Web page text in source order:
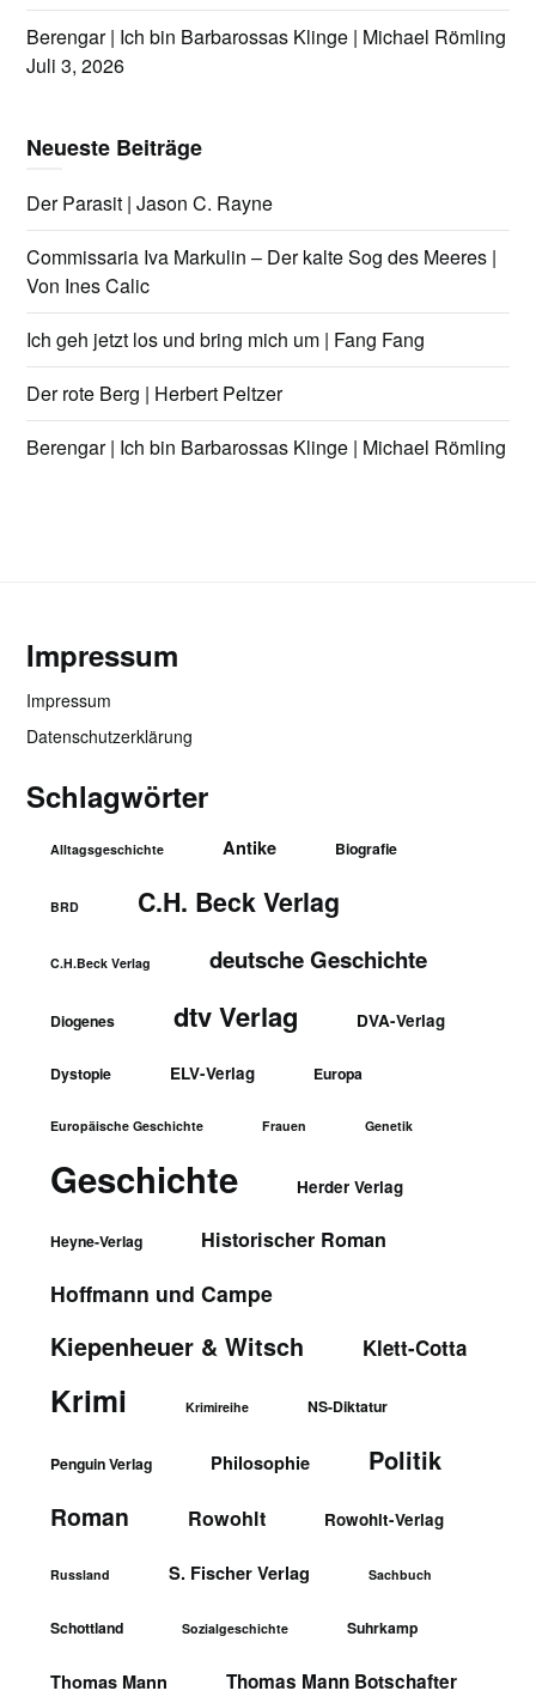
Berengar | Ich bin Barbarossas Klinge | Michael Römling
Juli 3, 2026
Neueste Beiträge
Der Parasit | Jason C. Rayne
Commissaria Iva Markulin – Der kalte Sog des Meeres |
Von Ines Calic
Ich geh jetzt los und bring mich um | Fang Fang
Der rote Berg | Herbert Peltzer
Berengar | Ich bin Barbarossas Klinge | Michael Römling
Impressum
Impressum
Datenschutzerklärung
Schlagwörter
Alltagsgeschichte Antike Biografie
BRD C.H. Beck Verlag
C.H.Beck Verlag deutsche Geschichte
Diogenes dtv Verlag DVA-Verlag
Dystopie ELV-Verlag Europa
Europäische Geschichte Frauen Genetik
Geschichte Herder Verlag
Heyne-Verlag Historischer Roman
Hoffmann und Campe
Kiepenheuer & Witsch Klett-Cotta
Krimi Krimireihe NS-Diktatur
Penguin Verlag Philosophie Politik
Roman Rowohlt Rowohlt-Verlag
Russland S. Fischer Verlag Sachbuch
Schottland Sozialgeschichte Suhrkamp
Thomas Mann Thomas Mann Botschafter